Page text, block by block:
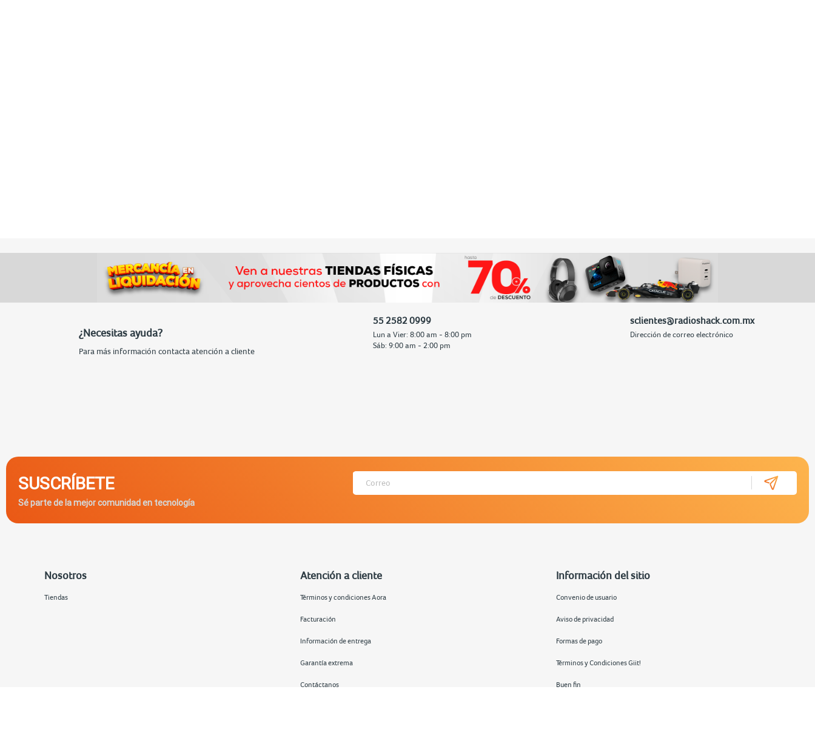
¿Necesitas ayuda?
Para más información contacta atención a cliente
55 2582 0999
Lun a Vier: 8:00 am - 8:00 pm
Sáb: 9:00 am - 2:00 pm
sclientes@radioshack.com.mx
Dirección de correo electrónico
SUSCRÍBETE
Sé parte de la mejor comunidad en tecnología
Nosotros
Tiendas
Atención a cliente
Términos y condiciones Aora
Facturación
Información de entrega
Garantía extrema
Contáctanos
Información del sitio
Convenio de usuario
Aviso de privacidad
Formas de pago
Términos y Condiciones Giit!
Buen fin